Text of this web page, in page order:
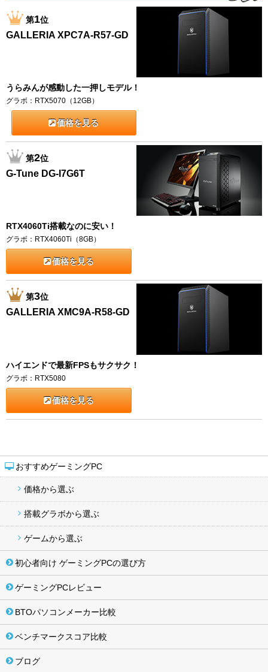
おすすめゲーミングPC
価格から選ぶ
搭載グラボから選ぶ
ゲームから選ぶ
初心者向け ゲーミングPCの選び方
ゲーミングPCレビュー
BTOパソコンメーカー比較
ベンチマークスコア比較
ブログ
第1位
GALLERIA XPC7A-R57-GD
うらみんが感動した一押しモデル！
グラボ：RTX5070（12GB）
価格を見る
第2位
G-Tune DG-I7G6T
RTX4060Ti搭載なのに安い！
グラボ：RTX4060Ti（8GB）
価格を見る
第3位
GALLERIA XMC9A-R58-GD
ハイエンドで最新FPSもサクサク！
グラボ：RTX5080
価格を見る